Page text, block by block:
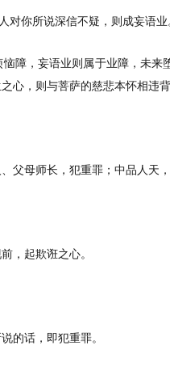
对你所说深信不疑，则成妄语业
障，妄语业则属于业障，未
心，则与菩萨的慈悲本怀相违
父母师长，犯重罪；中品人天
，起欺诳之心。
的话，即犯重罪。